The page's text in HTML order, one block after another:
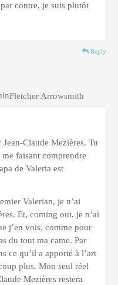
contre, je suis plutôt
Reply
Fletcher Arrowsmith
Claude Mezières. Tu
faisant comprendre
de Valeria est
Valerian, je n’ai
Et, coming out, je n’ai
j’en vois, comme pour
du tout ma came. Par
ce qu’il a apporté à l’art
plus. Mon seul réel
Mezières restera